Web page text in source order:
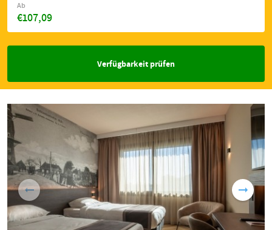
€107,09
Ab
Verfügbarkeit prüfen